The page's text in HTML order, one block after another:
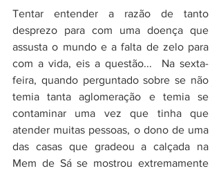
Tentar entender a razão de tanto
desprezo para com uma doença que
assusta o mundo e a falta de zelo para
com a vida, eis a questão...  Na sexta-
feira, quando perguntado sobre se não
temia tanta aglomeração e temia se
contaminar uma vez que tinha que
atender muitas pessoas, o dono de uma
das casas que gradeou a calçada na
Mem de Sá se mostrou extremamente